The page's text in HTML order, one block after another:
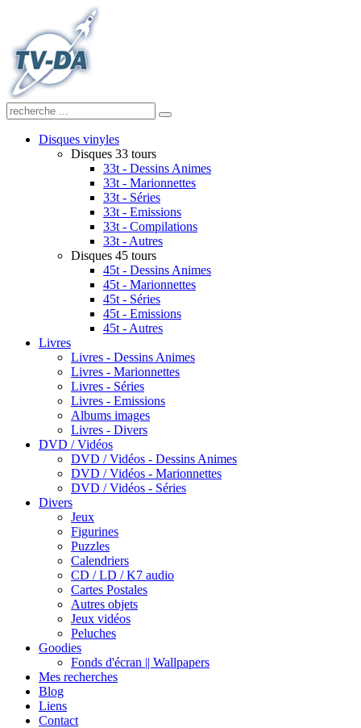
Disques vinyles
Disques 33 tours
33t - Dessins Animes
33t - Marionnettes
33t - Séries
33t - Emissions
33t - Compilations
33t - Autres
Disques 45 tours
45t - Dessins Animes
45t - Marionnettes
45t - Séries
45t - Emissions
45t - Autres
Livres
Livres - Dessins Animes
Livres - Marionnettes
Livres - Séries
Livres - Emissions
Albums images
Livres - Divers
DVD / Vidéos
DVD / Vidéos - Dessins Animes
DVD / Vidéos - Marionnettes
DVD / Vidéos - Séries
Divers
Jeux
Figurines
Puzzles
Calendriers
CD / LD / K7 audio
Cartes Postales
Autres objets
Jeux vidéos
Peluches
Goodies
Fonds d'écran || Wallpapers
Mes recherches
Blog
Liens
Contact